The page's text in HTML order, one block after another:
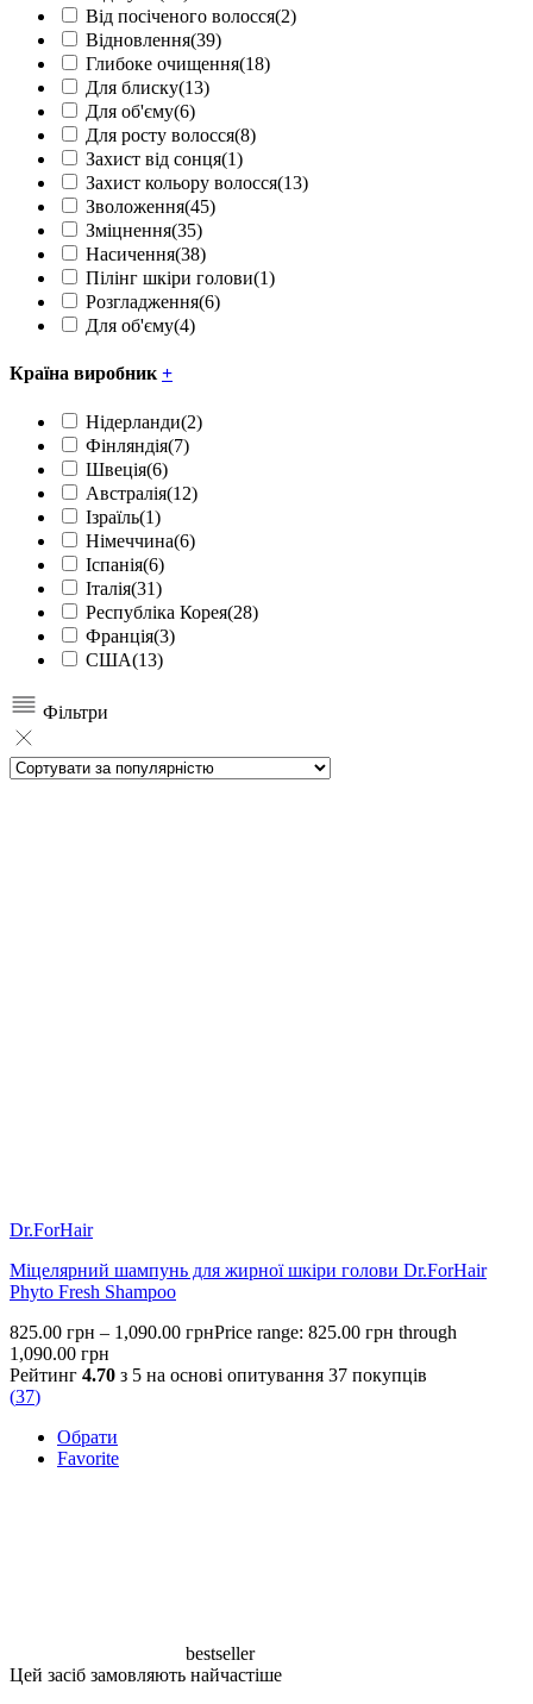
Від посіченого волосся(2)
Відновлення(39)
Глибоке очищення(18)
Для блиску(13)
Для об'єму(6)
Для росту волосся(8)
Захист від сонця(1)
Захист кольору волосся(13)
Зволоження(45)
Зміцнення(35)
Насичення(38)
Пілінг шкіри голови(1)
Розгладження(6)
Для об'єму(4)
Країна виробник +
Нідерланди(2)
Фінляндія(7)
Швеція(6)
Австралія(12)
Ізраїль(1)
Німеччина(6)
Іспанія(6)
Італія(31)
Республіка Корея(28)
Франція(3)
США(13)
Фільтри
Dr.ForHair
Міцелярний шампунь для жирної шкіри голови Dr.ForHair
Phyto Fresh Shampoo
825.00 грн – 1,090.00 грнPrice range: 825.00 грн through
1,090.00 грн
Рейтинг 4.70 з 5 на основі опитування 37 покупців
(37)
Обрати
Favorite
bestseller
Цей засіб замовляють найчастіше